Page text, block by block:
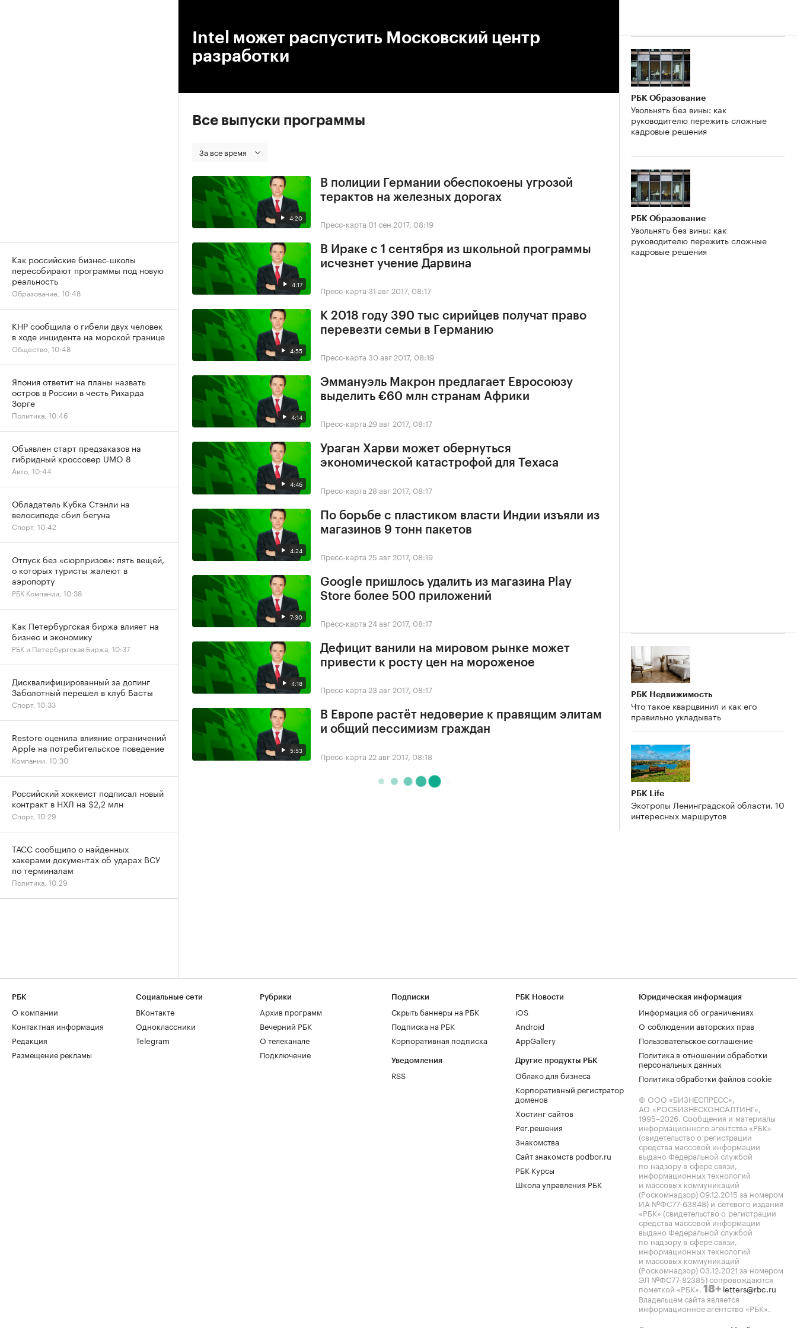
Intel может распустить Московский центр
разработки
Все выпуски программы
За все время
4:20
В полиции Германии обеспокоены угрозой
терактов на железных дорогах
Пресс-карта 01 сен 2017, 08:19
4:17
В Ираке с 1 сентября из школьной программы
исчезнет учение Дарвина
Пресс-карта 31 авг 2017, 08:17
4:55
К 2018 году 390 тыс сирийцев получат право
перевезти семьи в Германию
Пресс-карта 30 авг 2017, 08:19
4:14
Эммануэль Макрон предлагает Евросоюзу
выделить €60 млн странам Африки
Пресс-карта 29 авг 2017, 08:17
4:46
Ураган Харви может обернуться
экономической катастрофой для Техаса
Пресс-карта 28 авг 2017, 08:17
4:24
По борьбе с пластиком власти Индии изъяли из
магазинов 9 тонн пакетов
Пресс-карта 25 авг 2017, 08:19
7:30
Google пришлось удалить из магазина Play
Store более 500 приложений
Пресс-карта 24 авг 2017, 08:17
4:18
Дефицит ванили на мировом рынке может
привести к росту цен на мороженое
Пресс-карта 23 авг 2017, 08:17
5:53
В Европе растёт недоверие к правящим элитам
и общий пессимизм граждан
Пресс-карта 22 авг 2017, 08:18
РБК Образование
Увольнять без вины: как
руководителю пережить сложные
кадровые решения
РБК Образование
Увольнять без вины: как
руководителю пережить сложные
кадровые решения
РБК Недвижимость
Что такое кварцвинил и как его
правильно укладывать
РБК Life
Экотропы Ленинградской области. 10
интересных маршрутов
Как российские бизнес-школы
пересобирают программы под новую
реальность
Образование, 10:48
КНР сообщила о гибели двух человек
в ходе инцидента на морской границе
Общество, 10:48
Япония ответит на планы назвать
остров в России в честь Рихарда
Зорге
Политика, 10:46
Объявлен старт предзаказов на
гибридный кроссовер UMO 8
Авто, 10:44
Обладатель Кубка Стэнли на
велосипеде сбил бегуна
Спорт, 10:42
Отпуск без «сюрпризов»: пять вещей,
о которых туристы жалеют в
аэропорту
РБК Компании, 10:38
Как Петербургская биржа влияет на
бизнес и экономику
РБК и Петербургская Биржа, 10:37
Дисквалифицированный за допинг
Заболотный перешел в клуб Басты
Спорт, 10:33
Restore оценила влияние ограничений
Apple на потребительское поведение
Компании, 10:30
Российский хоккеист подписал новый
контракт в НХЛ на $2,2 млн
Спорт, 10:29
ТАСС сообщило о найденных
хакерами документах об ударах ВСУ
по терминалам
Политика, 10:29
РБК
О компании
Контактная информация
Редакция
Размещение рекламы
Социальные сети
ВКонтакте
Одноклассники
Telegram
Рубрики
Архив программ
Вечерний РБК
О телеканале
Подключение
Подписки
Скрыть баннеры на РБК
Подписка на РБК
Корпоративная подписка
Уведомления
RSS
РБК Новости
iOS
Android
AppGallery
Другие продукты РБК
Облако для бизнеса
Корпоративный регистратор
доменов
Хостинг сайтов
Рег.решения
Знакомства
Сайт знакомств podbor.ru
РБК Курсы
Школа управления РБК
Юридическая информация
Информация об ограничениях
О соблюдении авторских прав
Пользовательское соглашение
Политика в отношении обработки
персональных данных
Политика обработки файлов cookie
© ООО «БИЗНЕСПРЕСС»,
АО «РОСБИЗНЕСКОНСАЛТИНГ»,
1995–2026. Сообщения и материалы
информационного агентства «РБК»
(свидетельство о регистрации
средства массовой информации
выдано Федеральной службой
по надзору в сфере связи,
информационных технологий
и массовых коммуникаций
(Роскомнадзор) 09.12.2015 за номером
ИА №ФС77-63848) и сетевого издания
«РБК» (свидетельство о регистрации
средства массовой информации
выдано Федеральной службой
по надзору в сфере связи,
информационных технологий
и массовых коммуникаций
(Роскомнадзор) 03.12.2021 за номером
ЭЛ №ФС77-82385) сопровождаются
пометкой «РБК». 18+ letters@rbc.ru
Владельцем сайта является
информационное агентство «РБК».